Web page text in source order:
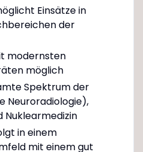
Einsätze in
der
modernsten
möglich
Spektrum der
Neuroradiologie),
Nuklearmedizin
in einem
mit einem gut